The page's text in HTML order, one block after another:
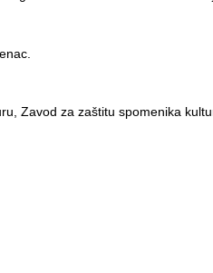
Zavod za zaštitu spomenika